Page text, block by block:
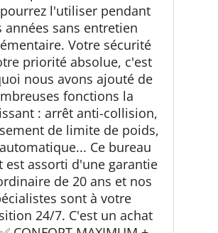
l'utiliser pendant
années sans entretien
Votre sécurité
priorité absolue, c'est
nous avons ajouté de
fonctions la
: arrêt anti-collision,
de limite de poids,
Ce bureau
est assorti d'une garantie
de 20 ans et nos
sont à votre
24/7. C'est un achat